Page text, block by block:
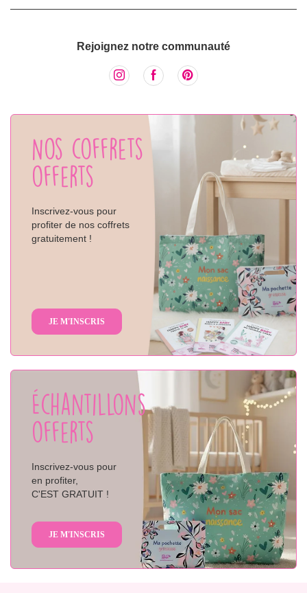
Rejoignez notre communauté
Nos coffrets
offerts
Inscrivez-vous pour
profiter de nos coffrets
gratuitement !
JE M'INSCRIS
Échantillons
offerts
Inscrivez-vous pour
en profiter,
C'EST GRATUIT !
JE M'INSCRIS